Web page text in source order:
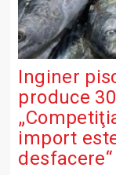
Inginer
produce
import
desfacere“